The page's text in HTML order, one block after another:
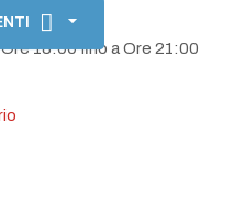
18:00 fino a Ore 21:00